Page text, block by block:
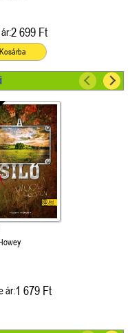
2 699 Ft
Kosárba
ár:1 679 Ft